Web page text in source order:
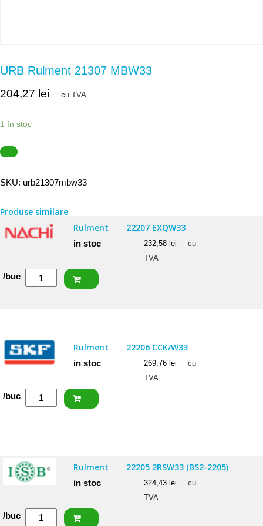
URB Rulment 21307 MBW33
204,27 lei cu TVA
1 în stoc
SKU: urb21307mbw33
Produse similare
Rulment
22207 EXQW33
in stoc 232,58 lei
cu
TVA
Cantitate
NACHI
/buc
Rulment 22206 CCK/W33
in stoc 269,76 lei
cu
TVA
Cantitate
/buc
Rulment 22205 2RSW33 (BS2-2205)
in stoc 324,43 lei
cu
TVA
Cantitate
/buc